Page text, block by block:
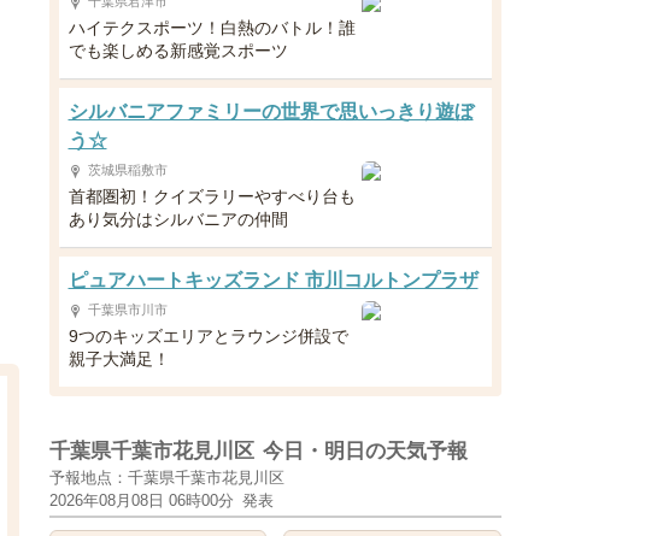
ハイテクスポーツ！白熱のバトル！誰
でも楽しめる新感覚スポーツ
シルバニアファミリーの世界で思いっきり遊ぼ
う☆
茨城県稲敷市
首都圏初！クイズラリーやすべり台も
あり気分はシルバニアの仲間
ピュアハートキッズランド 市川コルトンプラザ
千葉県市川市
9つのキッズエリアとラウンジ併設で
親子大満足！
千葉県千葉市花見川区 今日・明日の天気予報
予報地点：千葉県千葉市花見川区
2026年08月08日 06時00分 発表